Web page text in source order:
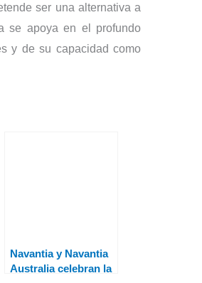
ser una alternativa a
se apoya en el profundo
y de su capacidad como
Navantia y Navantia
Australia celebran la